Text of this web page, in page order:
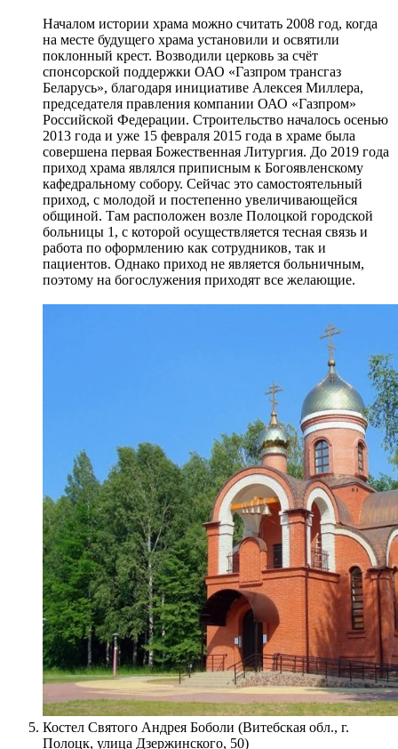
Началом истории храма можно считать 2008 год, когда
на месте будущего храма установили и освятили
поклонный крест. Возводили церковь за счёт
спонсорской поддержки ОАО «Газпром трансгаз
Беларусь», благодаря инициативе Алексея Миллера,
председателя правления компании ОАО «Газпром»
Российской Федерации. Строительство началось осенью
2013 года и уже 15 февраля 2015 года в храме была
совершена первая Божественная Литургия. До 2019 года
приход храма являлся приписным к Богоявленскому
кафедральному собору. Сейчас это самостоятельный
приход, с молодой и постепенно увеличивающейся
общиной. Там расположен возле Полоцкой городской
больницы 1, с которой осуществляется тесная связь и
работа по оформлению как сотрудников, так и
пациентов. Однако приход не является больничным,
поэтому на богослужения приходят все желающие.
Костел Святого Андрея Боболи (Витебская обл., г.
Полоцк, улица Дзержинского, 50)